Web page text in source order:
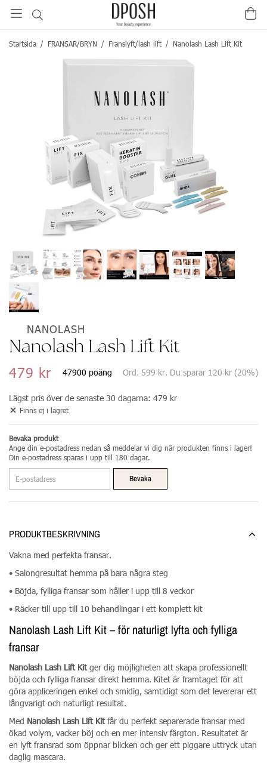
Startsida / FRANSAR/BRYN / Franslyft/lash lift / Nanolash Lash Lift Kit
NANOLASH
Nanolash Lash Lift Kit
479 kr 47900 poäng Ord. 599 kr. Du sparar 120 kr (20%)
Lägst pris över de senaste 30 dagarna: 479 kr
Finns ej i lagret
Bevaka produkt
Ange din e-postadress nedan så meddelar vi dig när produkten finns i lager!
Din e-postadress sparas i upp till 180 dagar.
Bevaka
PRODUKTBESKRIVNING
Vakna med perfekta fransar.
• Salongresultat hemma på bara några steg
• Böjda, fylliga fransar som håller i upp till 8 veckor
• Räcker till upp till 10 behandlingar i ett komplett kit
Nanolash Lash Lift Kit – för naturligt lyfta och fylliga
fransar
Nanolash Lash Lift Kitger dig möjligheten att skapa professionellt
böjda och fylliga fransar direkt hemma. Kitet är framtaget för att
göra appliceringen enkel och smidig, samtidigt som det levererar ett
långvarigt och naturligt resultat.
Med Nanolash Lash Lift Kitfår du perfekt separerade fransar med
ökad volym, vacker böj och en mer intensiv färgton. Resultatet är
en lyft fransrad som öppnar blicken och ger ett piggare uttryck utan
daglig mascara.